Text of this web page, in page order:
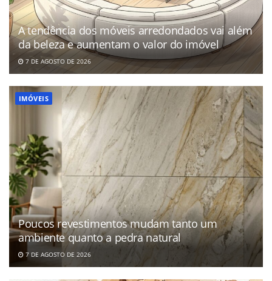
A tendência dos móveis arredondados vai além
da beleza e aumentam o valor do imóvel
7 DE AGOSTO DE 2026
IMÓVEIS
Poucos revestimentos mudam tanto um
ambiente quanto a pedra natural
7 DE AGOSTO DE 2026